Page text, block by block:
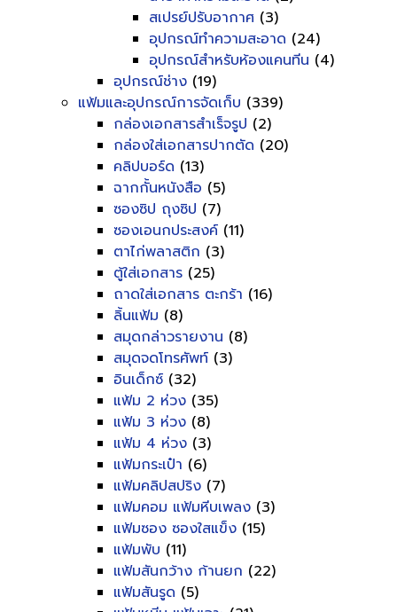
สเปรย์ปรับอากาศ (3)
อุปกรณ์ทำความสะอาด (24)
อุปกรณ์สำหรับห้องแคนทีน (4)
อุปกรณ์ช่าง (19)
แฟ้มและอุปกรณ์การจัดเก็บ (339)
กล่องเอกสารสำเร็จรูป (2)
กล่องใส่เอกสารปากตัด (20)
คลิปบอร์ด (13)
ฉากกั้นหนังสือ (5)
ซองซิป ถุงซิป (7)
ซองเอนกประสงค์ (11)
ตาไก่พลาสติก (3)
ตู้ใส่เอกสาร (25)
ถาดใส่เอกสาร ตะกร้า (16)
ลิ้นแฟ้ม (8)
สมุดกล่าวรายงาน (8)
สมุดจดโทรศัพท์ (3)
อินเด็กซ์ (32)
แฟ้ม 2 ห่วง (35)
แฟ้ม 3 ห่วง (8)
แฟ้ม 4 ห่วง (3)
แฟ้มกระเป๋า (6)
แฟ้มคลิปสปริง (7)
แฟ้มคอม แฟ้มหีบเพลง (3)
แฟ้มซอง ซองใสแข็ง (15)
แฟ้มพับ (11)
แฟ้มสันกว้าง ก้านยก (22)
แฟ้มสันรูด (5)